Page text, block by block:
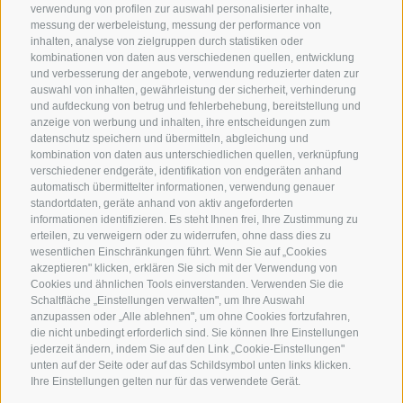
verwendung von profilen zur auswahl personalisierter inhalte,
messung der werbeleistung, messung der performance von
inhalten, analyse von zielgruppen durch statistiken oder
kombinationen von daten aus verschiedenen quellen, entwicklung
und verbesserung der angebote, verwendung reduzierter daten zur
auswahl von inhalten, gewährleistung der sicherheit, verhinderung
und aufdeckung von betrug und fehlerbehebung, bereitstellung und
anzeige von werbung und inhalten, ihre entscheidungen zum
datenschutz speichern und übermitteln, abgleichung und
kombination von daten aus unterschiedlichen quellen, verknüpfung
verschiedener endgeräte, identifikation von endgeräten anhand
automatisch übermittelter informationen, verwendung genauer
standortdaten, geräte anhand von aktiv angeforderten
informationen identifizieren. Es steht Ihnen frei, Ihre Zustimmung zu
erteilen, zu verweigern oder zu widerrufen, ohne dass dies zu
wesentlichen Einschränkungen führt. Wenn Sie auf „Cookies
akzeptieren" klicken, erklären Sie sich mit der Verwendung von
Cookies und ähnlichen Tools einverstanden. Verwenden Sie die
Schaltfläche „Einstellungen verwalten", um Ihre Auswahl
anzupassen oder „Alle ablehnen", um ohne Cookies fortzufahren,
die nicht unbedingt erforderlich sind. Sie können Ihre Einstellungen
jederzeit ändern, indem Sie auf den Link „Cookie-Einstellungen"
unten auf der Seite oder auf das Schildsymbol unten links klicken.
Ihre Einstellungen gelten nur für das verwendete Gerät.
Plunhofs Restplatzbörse
Zimmer & Preise
Unverbindlich anfragen
Lage & Anreise
Newsletter
Bewertungen
Social Wall
Awards
Hotel Plunhof
Fam. Volgger
Obere Gasse 7
I-39040 - Ridnaun - Ratschings
Telefon+39 0472 656247
info@plunhof.it